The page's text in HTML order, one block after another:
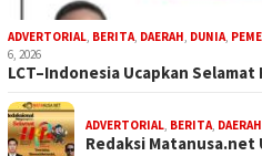
ADVERTORIAL, BERITA, DAERAH, DUNIA,
6, 2026
LCT–Indonesia Ucapkan
ADVERTORIAL, BERITA, DAERAH
Redaksi